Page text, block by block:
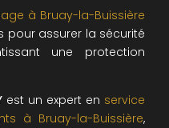
à Bruay-la-Buissière
pour assurer la sécurité
une protection
est un expert en service
à Bruay-la-Buissière,